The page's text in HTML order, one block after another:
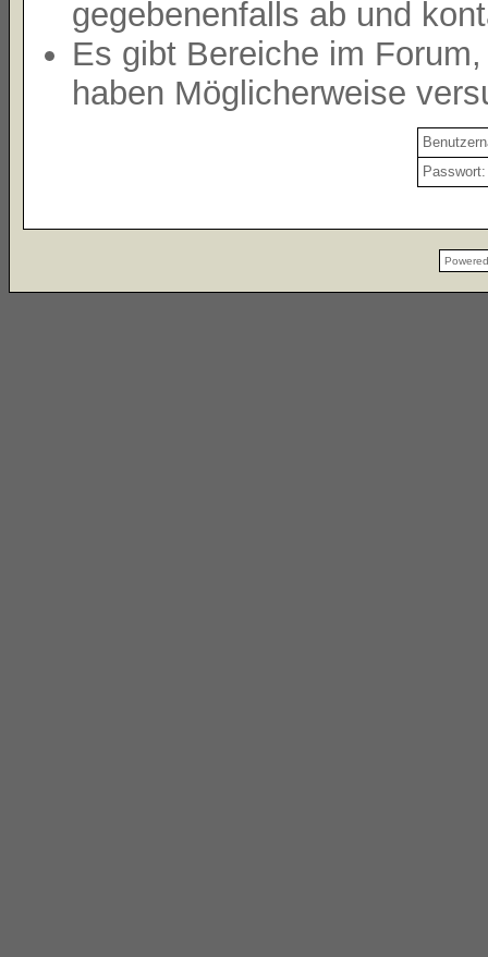
gegebenenfalls ab und
Es gibt Bereiche im
haben Möglicherweise
Passwort: